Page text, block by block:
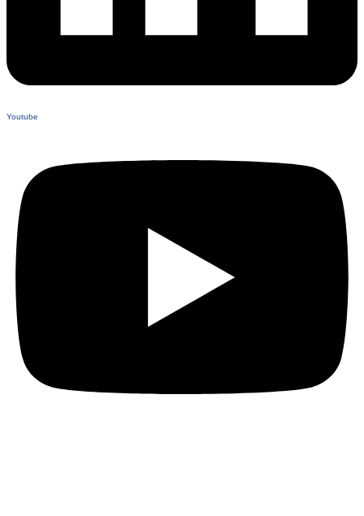
Youtube